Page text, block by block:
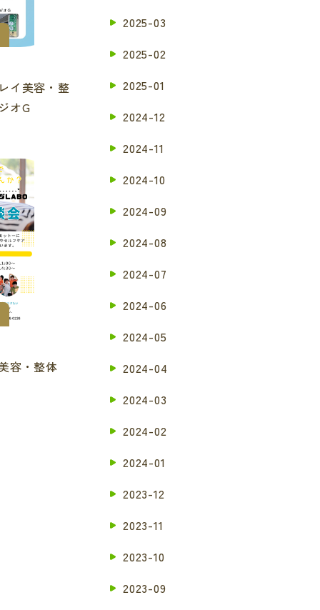
美容・整
オG
容・整体
2025-03
2025-02
2025-01
2024-12
2024-11
2024-10
2024-09
2024-08
2024-07
2024-06
2024-05
2024-04
2024-03
2024-02
2024-01
2023-12
2023-11
2023-10
2023-09